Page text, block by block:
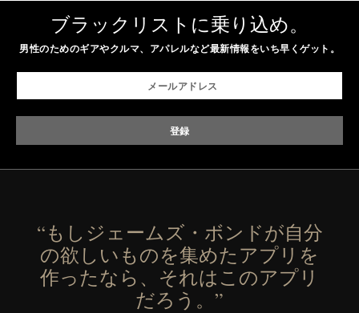
ブラックリストに乗り込め。
男性のためのギアやクルマ、アパレルなど最新情報をいち早くゲット。
“もしジェームズ・ボンドが自分
の欲しいものを集めたアプリを
作ったなら、それはこのアプリ
だろう。”